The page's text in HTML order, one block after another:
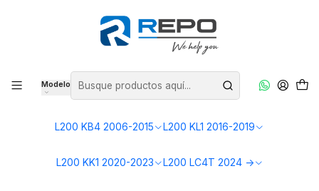
Modelo
L200 KB4 2006-2015 L200 KL1 2016-2019
L200 KK1 2020-2023 L200 LC4T 2024 ->